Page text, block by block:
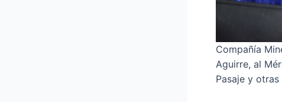
Compañía
Aguirre, al
Pasaje y